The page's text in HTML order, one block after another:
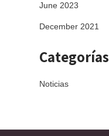
June 2023
December 2021
Categorías
Noticias